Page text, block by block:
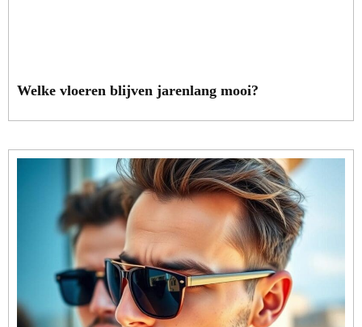
Welke vloeren blijven jarenlang mooi?